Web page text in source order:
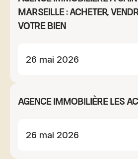
Marseille : acheter,
votre bien
26 mai 2026
Agence immobilière Les
26 mai 2026